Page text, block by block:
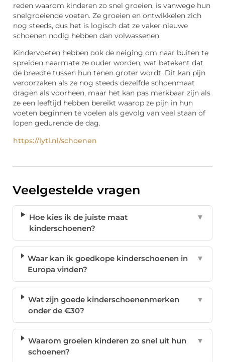
reden waarom kinderen zo snel groeien, is vanwege hun
snelgroeiende voeten. Ze groeien en ontwikkelen zich
nog steeds, dus het is logisch dat ze vaker nieuwe
schoenen nodig hebben dan volwassenen.
Kindervoeten hebben ook de neiging om naar buiten te
spreiden naarmate ze ouder worden, wat betekent dat
de breedte tussen hun tenen groter wordt. Dit kan pijn
veroorzaken als ze nog steeds dezelfde schoenmaat
dragen als voorheen, maar het kan pas merkbaar zijn als
ze een leeftijd hebben bereikt waarop ze pijn in hun
voeten beginnen te voelen als gevolg van veel staan ​​of
lopen gedurende de dag.
https://lytl.nl/schoenen
Veelgestelde vragen
Hoe kies ik de juiste maat
kinderschoenen?
▼
Waar kan ik goedkope kinderschoenen in
Europa vinden?
▼
Wat zijn goede kinderschoenenmerken
onder de €30?
▼
Waarom groeien kinderen zo snel uit hun
schoenen?
▼